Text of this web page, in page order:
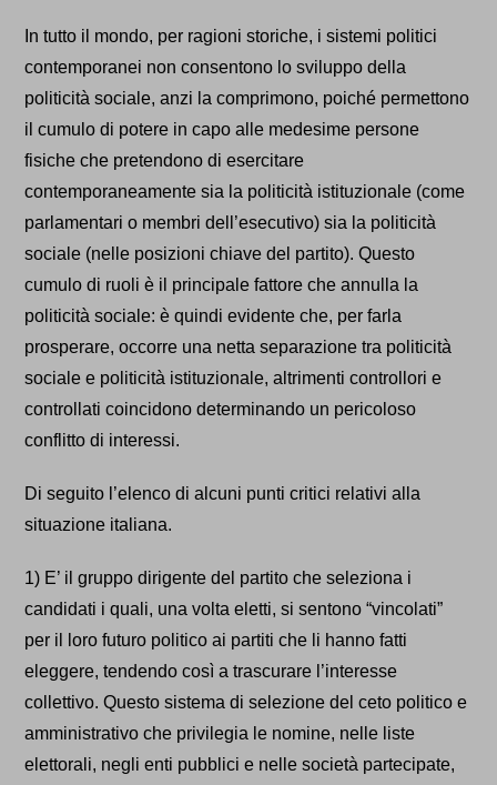
In tutto il mondo, per ragioni storiche, i sistemi politici
contemporanei non consentono lo sviluppo della
politicità sociale, anzi la comprimono, poiché permettono
il cumulo di potere in capo alle medesime persone
fisiche che pretendono di esercitare
contemporaneamente sia la politicità istituzionale (come
parlamentari o membri dell’esecutivo) sia la politicità
sociale (nelle posizioni chiave del partito). Questo
cumulo di ruoli è il principale fattore che annulla la
politicità sociale: è quindi evidente che, per farla
prosperare, occorre una netta separazione tra politicità
sociale e politicità istituzionale, altrimenti controllori e
controllati coincidono determinando un pericoloso
conflitto di interessi.
Di seguito l’elenco di alcuni punti critici relativi alla
situazione italiana.
1) E’ il gruppo dirigente del partito che seleziona i
candidati i quali, una volta eletti, si sentono “vincolati”
per il loro futuro politico ai partiti che li hanno fatti
eleggere, tendendo così a trascurare l’interesse
collettivo.Questo sistema di selezione del ceto politico e
amministrativo che privilegia le nomine, nelle liste
elettorali, negli enti pubblici e nelle società partecipate,